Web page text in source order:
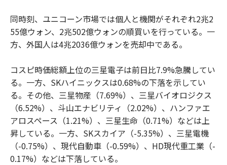
同時刻、ユニコーン市場では個人と機関がそれぞれ2兆2
55億ウォン、2兆502億ウォンの順買いを行っている。一
方、外国人は4兆2036億ウォンを売却中である。
コスピ時価総額上位の三星電子は前日比7.9%急騰してい
る。一方、SKハイニックスは0.68%の下落を示してい
る。その他、三星物産（7.69%）、三星バイオロジクス
（6.52%）、斗山エナビリティ（2.02%）、ハンファエ
アロスペース（1.21%）、三星生命（0.71%）などは上
昇している。一方、SKスカイア（-5.35%）、三星電機
（-0.75%）、現代自動車（-0.59%）、HD現代重工業（-
0.17%）などは下落している。